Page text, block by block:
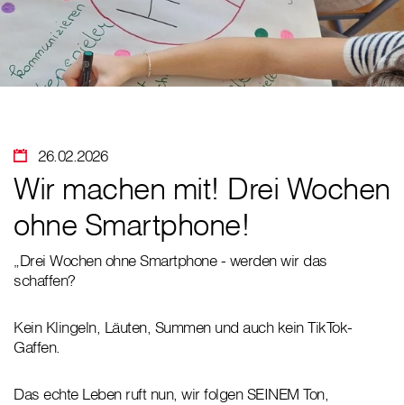
26.02.2026
Wir machen mit! Drei Wochen
ohne Smartphone!
„Drei Wochen ohne Smartphone - werden wir das
schaffen?
Kein Klingeln, Läuten, Summen und auch kein TikTok-
Gaffen.
Das echte Leben ruft nun, wir folgen SEINEM Ton,